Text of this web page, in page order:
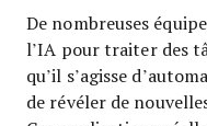
De nombreuses
l’IA pour traiter des
qu’il s’agisse
de révéler de